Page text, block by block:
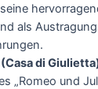
als
di
„Romeo und